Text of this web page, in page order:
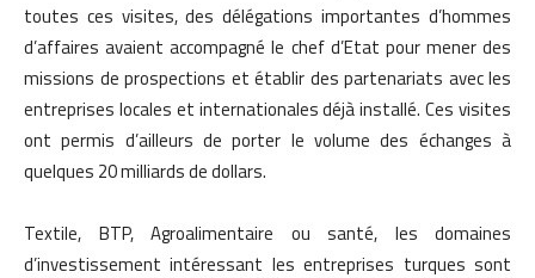
toutes ces visites, des délégations importantes d’hommes
d’affaires avaient accompagné le chef d’Etat pour mener des
missions de prospections et établir des partenariats avec les
entreprises locales et internationales déjà installé. Ces visites
ont permis d’ailleurs de porter le volume des échanges à
quelques 20 milliards de dollars.
Textile, BTP, Agroalimentaire ou santé, les domaines
d’investissement intéressant les entreprises turques sont